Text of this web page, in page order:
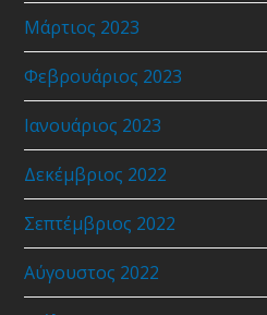
Μάρτιος 2023
Φεβρουάριος 2023
Ιανουάριος 2023
Δεκέμβριος 2022
Σεπτέμβριος 2022
Αύγουστος 2022